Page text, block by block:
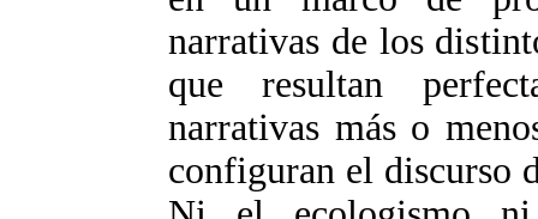
narrativas de los
que resultan
narrativas más o
configuran el discurso